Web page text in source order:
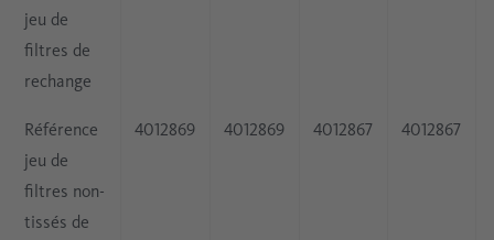
jeu de
filtres de
rechange
Référence
jeu de
filtres non-
tissés de
4012869 4012869 4012867 4012867